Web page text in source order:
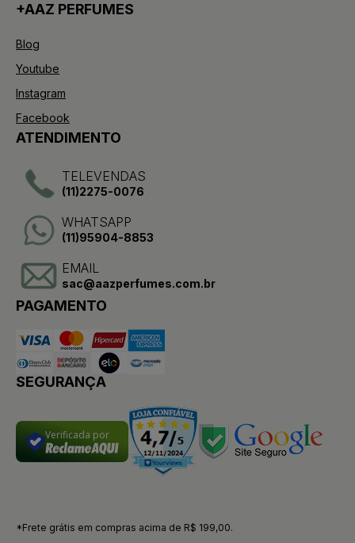
+AAZ PERFUMES
Blog
Youtube
Instagram
Facebook
ATENDIMENTO
TELEVENDAS
(11)2275-0076
WHATSAPP
(11)95904-8853
EMAIL
sac@aazperfumes.com.br
PAGAMENTO
SEGURANÇA
Verificada por
*Frete grátis em compras acima de R$ 199,00.